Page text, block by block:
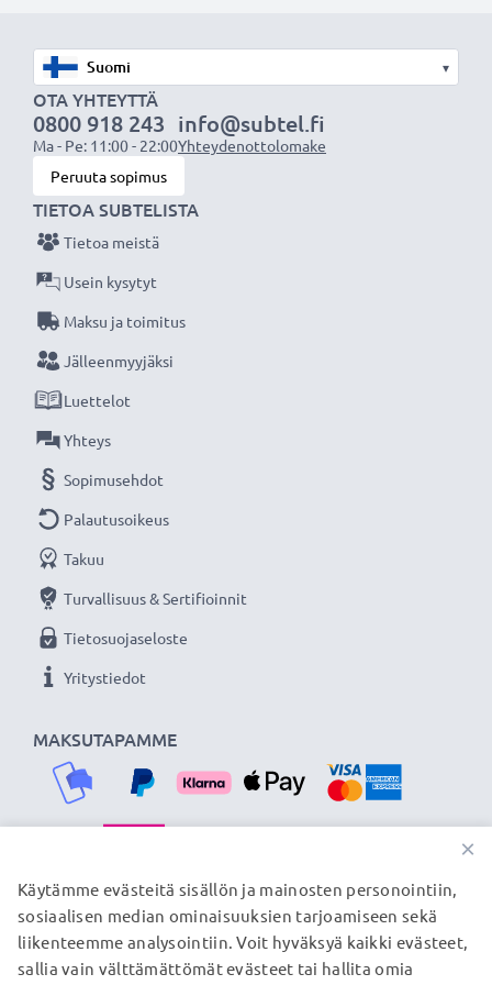
Valitse CELLONIC®, etkä tingi laadusta. Tilaa nyt!
▾
OTA YHTEYTTÄ
0800 918 243
Ma - Pe: 11:00 - 22:00
info@subtel.fi
Yhteydenottolomake
Peruuta sopimus
MAKSUTAPAMME
TIETOA SUBTELISTA
Tietoa meistä
Usein kysytyt
Maksu ja toimitus
Jälleenmyyjäksi
Luettelot
Yhteys
Sopimusehdot
Palautusoikeus
Takuu
Turvallisuus & Sertifioinnit
Tietosuojaseloste
Yritystiedot
TOIMITUSKUMPPANIMME
© subtel.fi 2026
×
Käytämme evästeitä sisällön ja mainosten personointiin,
sosiaalisen median ominaisuuksien tarjoamiseen sekä
liikenteemme analysointiin. Voit hyväksyä kaikki evästeet,
sallia vain välttämättömät evästeet tai hallita omia